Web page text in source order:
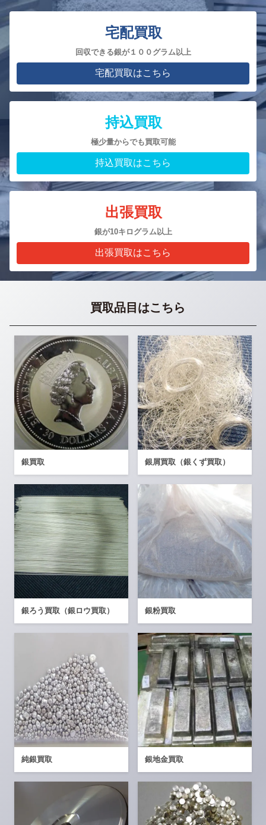
宅配買取
回収できる銀が１００グラム以上
宅配買取はこちら
持込買取
極少量からでも買取可能
持込買取はこちら
出張買取
銀が10キログラム以上
出張買取はこちら
買取品目はこちら
銀買取 銀屑買取（銀くず買取）
銀ろう買取（銀ロウ買取） 銀粉買取
純銀買取 銀地金買取